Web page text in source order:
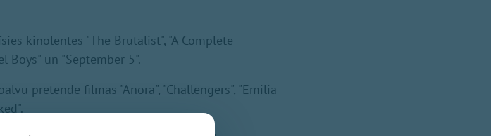
kinolentes "The Brutalist", "A Complete
Boys" un "September 5".
pretendē filmas "Anora", "Challengers", "Emilia